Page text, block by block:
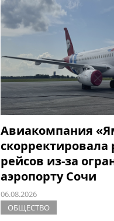
Авиакомпания
скорректировала
рейсов из-за
аэропорту Сочи
06.08.2026
ОБЩЕСТВО